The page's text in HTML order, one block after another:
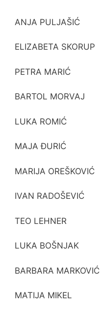
ANJA PULJAŠIĆ
ELIZABETA SKORUP
PETRA MARIĆ
BARTOL MORVAJ
LUKA ROMIĆ
MAJA ĐURIĆ
MARIJA OREŠKOVIĆ
IVAN RADOŠEVIĆ
TEO LEHNER
LUKA BOŠNJAK
BARBARA MARKOVIĆ
MATIJA MIKEL